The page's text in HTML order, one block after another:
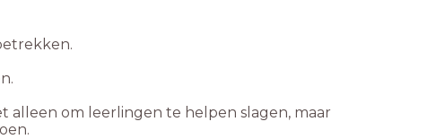
alleen om leerlingen te helpen slagen, maar